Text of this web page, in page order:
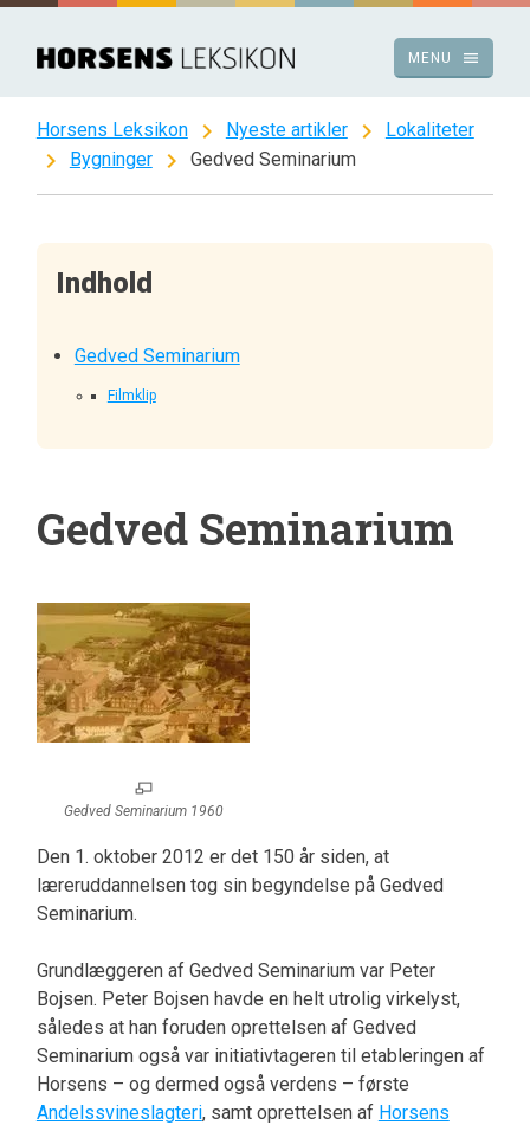
Spring
indhold
menu
MENU
Horsens Leksikon chevron_right Nyeste artikler chevron_right Lokaliteter
chevron_right Bygninger chevron_right Gedved Seminarium
Indhold
Gedved Seminarium
Filmklip
Gedved Seminarium
Gedved Seminarium 1960
Den 1. oktober 2012 er det 150 år siden, at
læreruddannelsen tog sin begyndelse på Gedved
Seminarium.
Grundlæggeren af Gedved Seminarium var Peter
Bojsen. Peter Bojsen havde en helt utrolig virkelyst,
således at han foruden oprettelsen af Gedved
Seminarium også var initiativtageren til etableringen af
Horsens – og dermed også verdens – første
Andelssvineslagteri, samt oprettelsen af Horsens